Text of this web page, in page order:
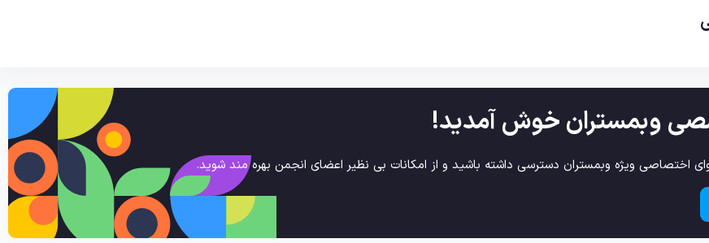
وبمستران خوش آمدید!
اختصاصی ویژه وبمستران دسترسی داشته باشید و از امکانات بی نظیر اعضای انجمن بهره مند شوید.